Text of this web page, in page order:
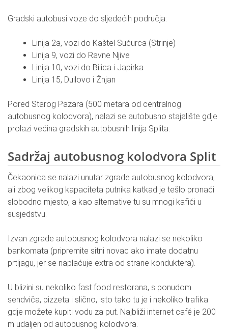
Gradski autobusi voze do sljedećih područja:
Linija 2a, vozi do Kaštel Sućurca (Strinje)
Linija 9, vozi do Ravne Njive
Linija 10, vozi do Bilica i Japirka
Linija 15, Duilovo i Žnjan
Pored Starog Pazara (500 metara od centralnog
autobusnog kolodvora), nalazi se autobusno stajalište gdje
prolazi većina gradskih autobusnih linija Splita.
Sadržaj autobusnog kolodvora Split
Čekaonica se nalazi unutar zgrade autobusnog kolodvora,
ali zbog velikog kapaciteta putnika katkad je tešlo pronaći
slobodno mjesto, a kao alternative tu su mnogi kafići u
susjedstvu.
Izvan zgrade autobusnog kolodvora nalazi se nekoliko
bankomata (pripremite sitni novac ako imate dodatnu
prtljagu, jer se naplaćuje extra od strane konduktera).
U blizini su nekoliko fast food restorana, s ponudom
sendviča, pizzeta i slično, isto tako tu je i nekoliko trafika
gdje možete kupiti vodu za put. Najbliži internet café je 200
m udaljen od autobusnog kolodvora.